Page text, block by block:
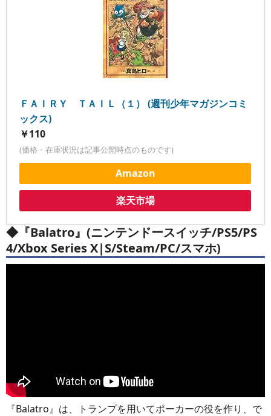
ＦＡＩＲＹ ＴＡＩＬ（１） (週刊少年マガジンコミ
ックス)
￥110
(価格・在庫状況は記事公開時点のものです)
Amazon
楽天市場
◆『Balatro』(ニンテンドースイッチ/PS5/PS
4/Xbox Series X|S/Steam/PC/スマホ)
『Balatro』は、トランプを用いてポーカーの役を作り、で